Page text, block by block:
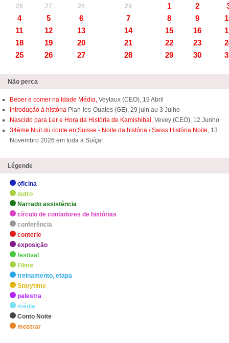
26 27 28 29 1 2
4
5 6 7 8 9
11
12 13 14 15 16
18
19 20 21 22 23
25
26 27 28 29 30
Não perca
Beber e comer na Idade Média, Veytaux (CEO), 19 Abril
Introdução à história Plan-les-Ouates (GE), 29 juin au 3 Julho
Nascido para Ler e Hora da História de Kamishibai, Vevey (CEO), 12 Junho
34ème Nuit du conte en Suisse - Noite da história / Swiss História Noite, 13
Novembro 2026 em toda a Suíça!
Légende
oficina
outro
Narrado assistência
círculo de contadores de histórias
conferência
conterie
exposição
festival
Filme
treinamento, etapa
Storytime
palestra
média
Conto Noite
mostrar